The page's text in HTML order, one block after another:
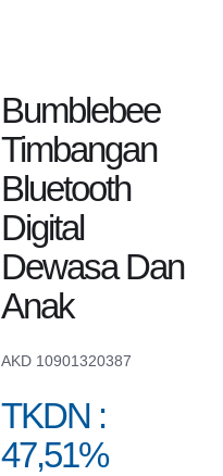
Bumblebee
Timbangan
Bluetooth
Digital
Dewasa Dan
Anak
AKD 10901320387
TKDN :
47,51%